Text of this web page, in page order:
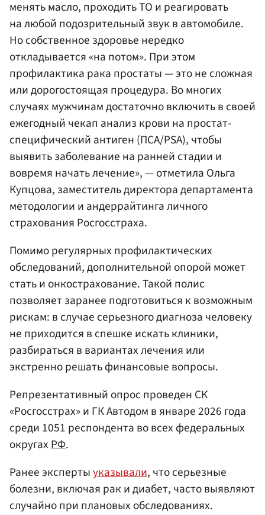
менять масло, проходить ТО и реагировать
на любой подозрительный звук в автомобиле.
Но собственное здоровье нередко
откладывается «на потом». При этом
профилактика рака простаты — это не сложная
или дорогостоящая процедура. Во многих
случаях мужчинам достаточно включить в своей
ежегодный чекап анализ крови на простат-
специфический антиген (ПСА/PSA), чтобы
выявить заболевание на ранней стадии и
вовремя начать лечение», — отметила Ольга
Купцова, заместитель директора департамента
методологии и андеррайтинга личного
страхования Росгосстраха.
Помимо регулярных профилактических
обследований, дополнительной опорой может
стать и онкострахование. Такой полис
позволяет заранее подготовиться к возможным
рискам: в случае серьезного диагноза человеку
не приходится в спешке искать клиники,
разбираться в вариантах лечения или
экстренно решать финансовые вопросы.
Репрезентативный опрос проведен СК
«Росгосстрах» и ГК Автодом в январе 2026 года
среди 1051 респондента во всех федеральных
округахРФ.
Ранее экспертыуказывали, что серьезные
болезни, включая рак и диабет, часто выявляют
случайно при плановых обследованиях.